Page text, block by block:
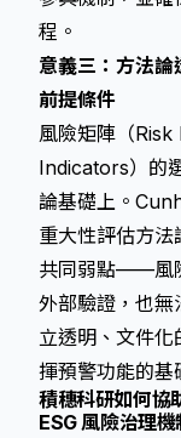
程。
意義三：方法論
前提條件
風險矩陣（
Indicators）的
論基礎上。
重大性評估方
共同弱點——風
外部驗證，也無
立透明、文件
揮預警功能的基
積穗科研如何協
ESG 風險治理機